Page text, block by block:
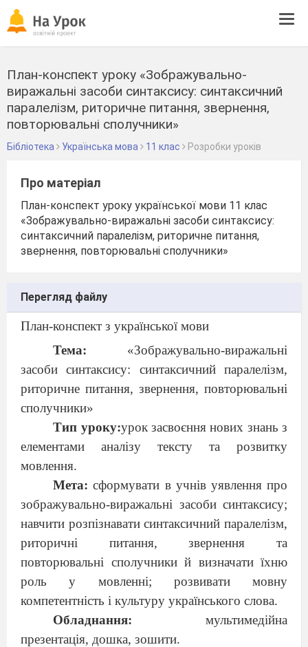
План-конспект уроку «Зображувально-
виражальні засоби синтаксису: синтаксичний
паралелізм, риторичне питання, звернення,
повторювальні сполучники»
Бібліотека Українська мова 11 клас Розробки уроків
Про матеріал
План-конспект уроку української мови 11 клас
«Зображувально-виражальні засоби синтаксису:
синтаксичний паралелізм, риторичне питання,
звернення, повторювальні сполучники»
Перегляд файлу
План-конспект з української мови
Тема: «Зображувально-виражальні
засоби синтаксису: синтаксичний паралелізм,
риторичне питання, звернення, повторювальні
сполучники»
Тип уроку:урок засвоєння нових знань з
елементами аналізу тексту та розвитку
мовлення.
Мета:сформувати в учнів уявлення про
зображувально-виражальні засоби синтаксису;
навчити розпізнавати синтаксичний паралелізм,
риторичні питання, звернення та
повторювальні сполучники й визначати їхню
роль у мовленні; розвивати мовну
компетентність і культуру українського слова.
Обладнання: мультимедійна
презентація, дошка, зошити.